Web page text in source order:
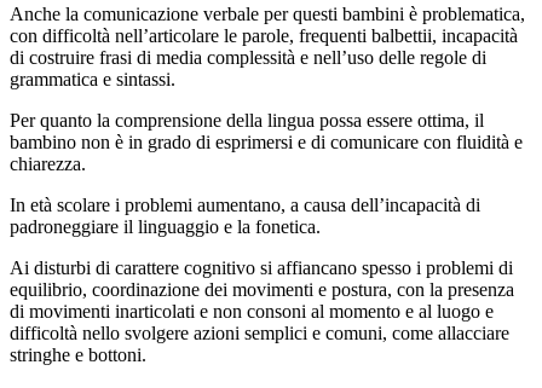
Anche la comunicazione verbale per questi bambini è problematica,
con difficoltà nell’articolare le parole, frequenti balbettii, incapacità
di costruire frasi di media complessità e nell’uso delle regole di
grammatica e sintassi.
Per quanto la comprensione della lingua possa essere ottima, il
bambino non è in grado di esprimersi e di comunicare con fluidità e
chiarezza.
In età scolare i problemi aumentano, a causa dell’incapacità di
padroneggiare il linguaggio e la fonetica.
Ai disturbi di carattere cognitivo si affiancano spesso i problemi di
equilibrio, coordinazione dei movimenti e postura, con la presenza
di movimenti inarticolati e non consoni al momento e al luogo e
difficoltà nello svolgere azioni semplici e comuni, come allacciare
stringhe e bottoni.